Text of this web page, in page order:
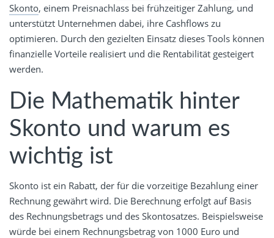
Skonto, einem Preisnachlass bei frühzeitiger Zahlung, und
unterstützt Unternehmen dabei, ihre Cashflows zu
optimieren. Durch den gezielten Einsatz dieses Tools können
finanzielle Vorteile realisiert und die Rentabilität gesteigert
werden.
Die Mathematik hinter
Skonto und warum es
wichtig ist
Skonto ist ein Rabatt, der für die vorzeitige Bezahlung einer
Rechnung gewährt wird. Die Berechnung erfolgt auf Basis
des Rechnungsbetrags und des Skontosatzes. Beispielsweise
würde bei einem Rechnungsbetrag von 1000 Euro und